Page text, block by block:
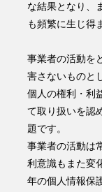
な結果となり、
も頻繁に生じ得
事業者の活動を
害さないものと
個人の権利・利
て取り扱いを認
題です。
事業者の活動は
利意識もまた変
年の個人情報保